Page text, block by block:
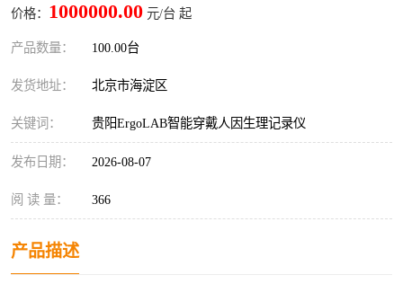
价格： 1000000.00 元/台 起
产品数量： 100.00台
发货地址： 北京市海淀区
关键词： 贵阳ErgoLAB智能穿戴人因生理记录仪
发布日期： 2026-08-07
阅 读 量： 366
产品描述